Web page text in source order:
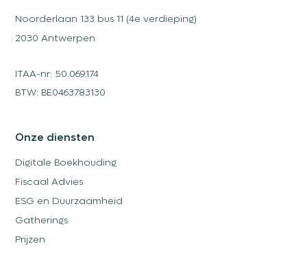
Noorderlaan 133 bus 11 (4e verdieping)
2030 Antwerpen
ITAA-nr: 50.069.174
BTW: BE0463783130
Onze diensten
Digitale Boekhouding
Fiscaal Advies
ESG en Duurzaamheid
Gatherings
Prijzen